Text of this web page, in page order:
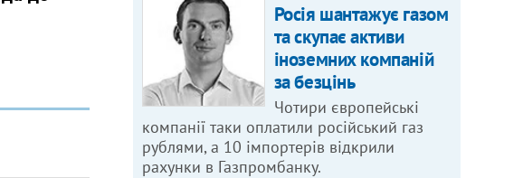
Росія шантажує газом
та скупає активи
іноземних компаній
за безцінь
Чотири європейські
компанії таки оплатили російський газ
рублями, а 10 імпортерів відкрили
рахунки в Газпромбанку.